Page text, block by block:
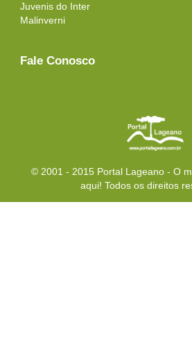
Juvenis do Inter
Malinverni
Fale Conosco
© 2001 - 2015 Portal Lageano - O
aqui! Todos os direitos